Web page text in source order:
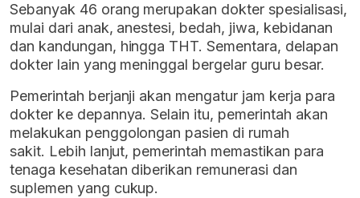
Sebanyak 46 orang merupakan dokter spesialisasi,
mulai dari anak, anestesi, bedah, jiwa, kebidanan
dan kandungan, hingga THT. Sementara, delapan
dokter lain yang meninggal bergelar guru besar.
Pemerintah berjanji akan mengatur jam kerja para
dokter ke depannya. Selain itu, pemerintah akan
melakukan penggolongan pasien di rumah
sakit. Lebih lanjut, pemerintah memastikan para
tenaga kesehatan diberikan remunerasi dan
suplemen yang cukup.